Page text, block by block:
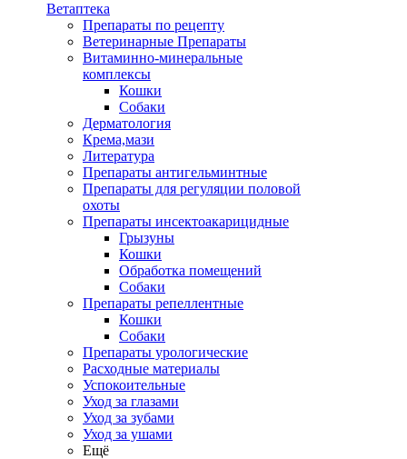
Ветаптека
Препараты по рецепту
Ветеринарные Препараты
Витаминно-минеральные
комплексы
Кошки
Собаки
Дерматология
Крема,мази
Литература
Препараты антигельминтные
Препараты для регуляции половой
охоты
Препараты инсектоакарицидные
Грызуны
Кошки
Обработка помещений
Собаки
Препараты репеллентные
Кошки
Собаки
Препараты урологические
Расходные материалы
Успокоительные
Уход за глазами
Уход за зубами
Уход за ушами
Ещё